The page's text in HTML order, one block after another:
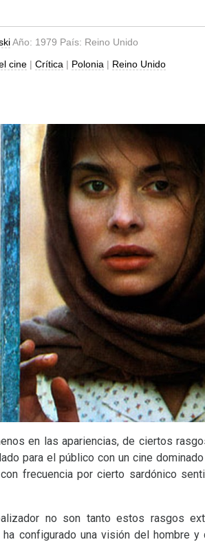
Año: 1979 País: Reino Unido
cine |Crítica | Polonia | Reino Unido
en las apariencias, de ciertos
para el público con un cine
frecuencia por cierto sardónico
no son tanto estos rasgos
configurado una visión del hombre y